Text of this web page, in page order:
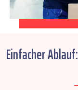
Einfacher